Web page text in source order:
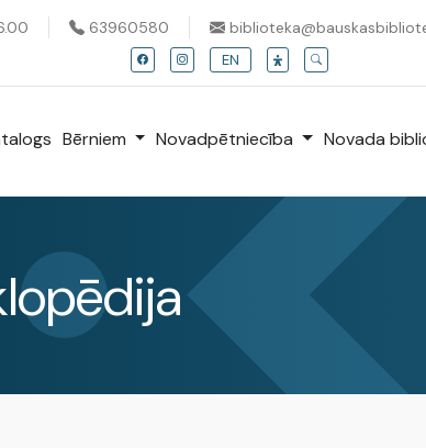
63960580
EN
Bērniem Novadpētniecība Novada